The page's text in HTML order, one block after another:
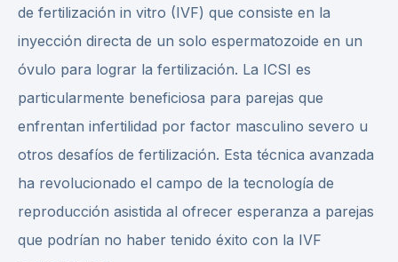
de fertilización in vitro (IVF) que consiste en la
inyección directa de un solo espermatozoide en un
óvulo para lograr la fertilización. La ICSI es
particularmente beneficiosa para parejas que
enfrentan infertilidad por factor masculino severo u
otros desafíos de fertilización. Esta técnica avanzada
ha revolucionado el campo de la tecnología de
reproducción asistida al ofrecer esperanza a parejas
que podrían no haber tenido éxito con la IVF